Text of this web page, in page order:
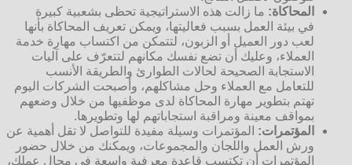
المحاكاة: ما زالت هذه الاستراتيجية تحظى بشعبية كبيرة
في بيئة العمل بسبب فعاليتها، ويمكن تعريف المحاكاة بأنها
لعب دور العميل أو الزبون، لتتمكن من اكتساب مهارة خدمة
العملاء، وعليك أن تضع نفسك مكانهم لتتعرّف على آليات
الاستجابة الصحيحة لحالات الطوارئ والطريقة الأنسب
للتعامل مع العملاء وحل مشاكلهم، وأصبحت الشركات اليوم
تهتم بتطوير مهارة المحاكاة لدى موظفيها من خلال وضعهم
بمواقف معينة ومراقبة استجاباتهم لها وتطويرها.
المؤتمرات: المؤتمرات وسيلة مفيدة للتواصل لا تقل أهمية عن
ورش العمل واللجان والمجموعات، ويمكنك من خلال حضور
المؤتمرات أن تكتسب قاعدة معرفية واسعة في مجال عملك،